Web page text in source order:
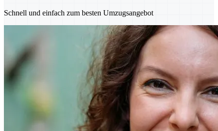
Schnell und einfach zum besten Umzugsangebot